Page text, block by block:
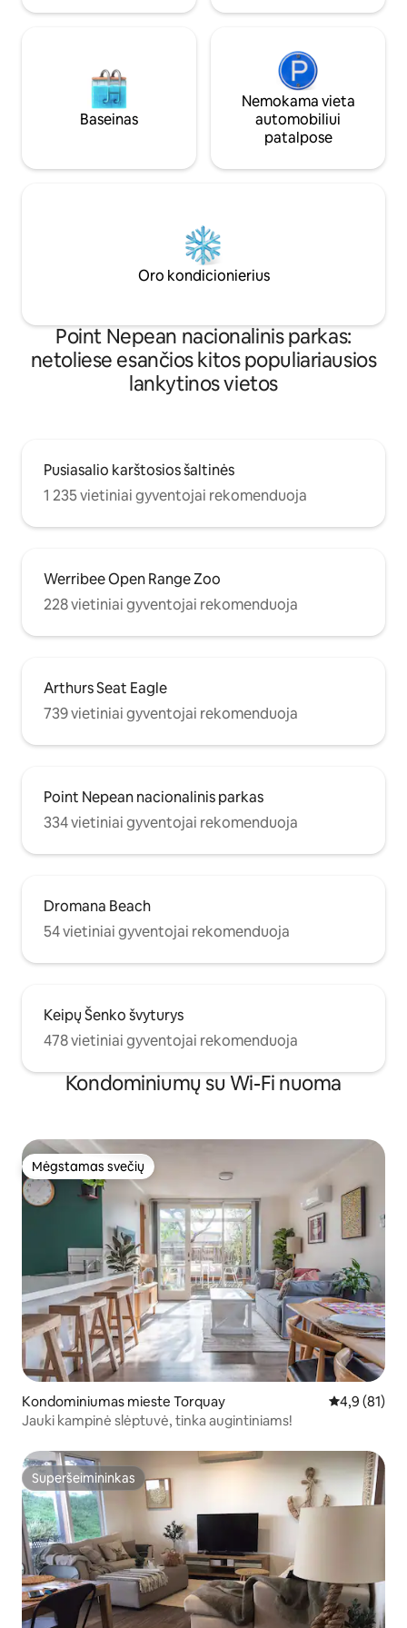
pateikdami prašymą rezervuoti,
Baseinas
Nemokama vieta
automobiliui
patalpose
Oro kondicionierius
Point Nepean nacionalinis parkas:
netoliese esančios kitos populiariausios
lankytinos vietos
Pusiasalio karštosios šaltinės
1 235 vietiniai gyventojai rekomenduoja
Werribee Open Range Zoo
228 vietiniai gyventojai rekomenduoja
Arthurs Seat Eagle
739 vietiniai gyventojai rekomenduoja
Point Nepean nacionalinis parkas
334 vietiniai gyventojai rekomenduoja
Dromana Beach
54 vietiniai gyventojai rekomenduoja
Keipų Šenko švyturys
478 vietiniai gyventojai rekomenduoja
Kondominiumų su Wi-Fi nuoma
Mėgstamas svečių
Mėgstamas svečių
Kondominiumas mieste Torquay Vidutinis
4,9 (81)
Jauki kampinė slėptuvė, tinka augintiniams!
Superšeimininkas
Superšeimininkas